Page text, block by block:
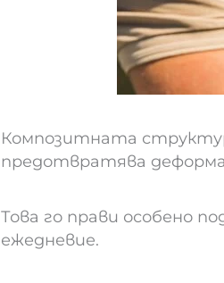
Композитната
предотвратява
Това го прави особено
ежедневие.